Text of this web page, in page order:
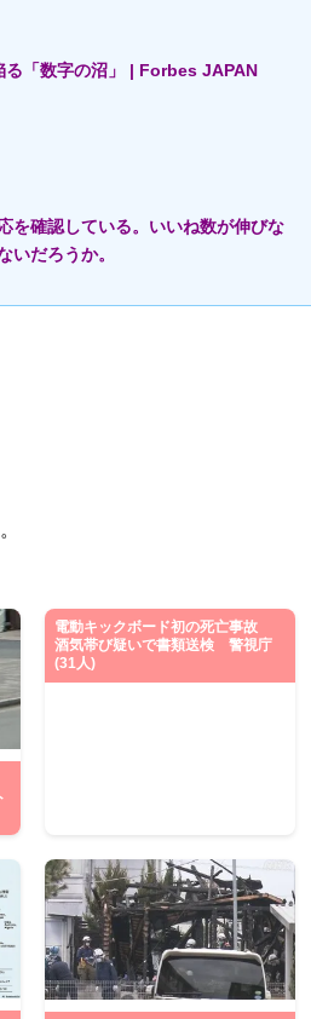
「数字の沼」 | Forbes JAPAN
を確認している。いいね数が伸びな
いだろうか。
電動キックボード初の死亡事故
酒気帯び疑いで書類送検 警視庁
(31人)